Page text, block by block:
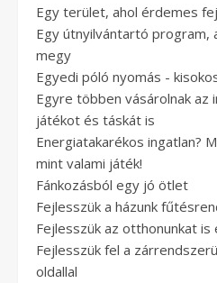
Egy terület, ahol érdemes
Egy útnyilvántartó program,
megy
Egyedi póló nyomás -
Egyre többen vásárolnak
játékot és táskát is
Energiatakarékos ingatlan?
mint valami játék!
Fánkozásból egy jó ötlet
Fejlesszük a házunk
Fejlesszük az otthonunkat is
Fejlesszük fel a
oldallal